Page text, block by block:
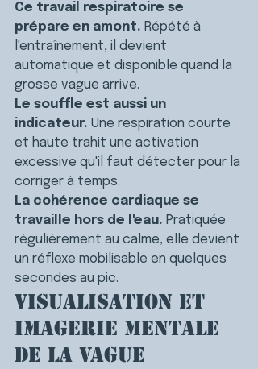
Ce travail respiratoire se
prépare en amont. Répété à
l'entraînement, il devient
automatique et disponible quand la
grosse vague arrive.
Le souffle est aussi un
indicateur. Une respiration courte
et haute trahit une activation
excessive qu'il faut détecter pour la
corriger à temps.
La cohérence cardiaque se
travaille hors de l'eau. Pratiquée
régulièrement au calme, elle devient
un réflexe mobilisable en quelques
secondes au pic.
Visualisation et
imagerie mentale
de la vague